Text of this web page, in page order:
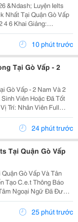
&Ndash; Luyện Ielts
10 phút trước
Tại Gò Vấp - 2
Gò Vấp - 2 Nam Và 2
Các Ngày...
24 phút trước
Tại Quận Gò Vấp
Gò Vấp Và Tân
Trình Anh Văn
Học Thuật Ielts &Ndash; Toefl Ibt. Trung Tâm...25 phút trước